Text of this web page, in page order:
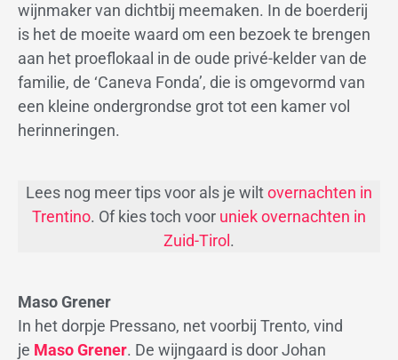
wijnmaker van dichtbij meemaken. In de boerderij
is het de moeite waard om een bezoek te brengen
aan het proeflokaal in de oude privé-kelder van de
familie, de ‘Caneva Fonda’, die is omgevormd van
een kleine ondergrondse grot tot een kamer vol
herinneringen.
Lees nog meer tips voor als je wiltovernachten in
Trentino. Of kies toch voor uniek overnachten in
Zuid-Tirol.
Maso Grener
In het dorpje Pressano, net voorbij Trento, vind
je Maso Grener. De wijngaard is door Johan